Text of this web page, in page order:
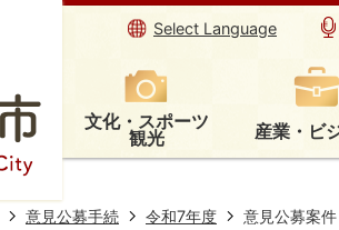
Select Language
文化・スポーツ
観光 産業・ビ
意見公募手続 令和7年度 意見公募案